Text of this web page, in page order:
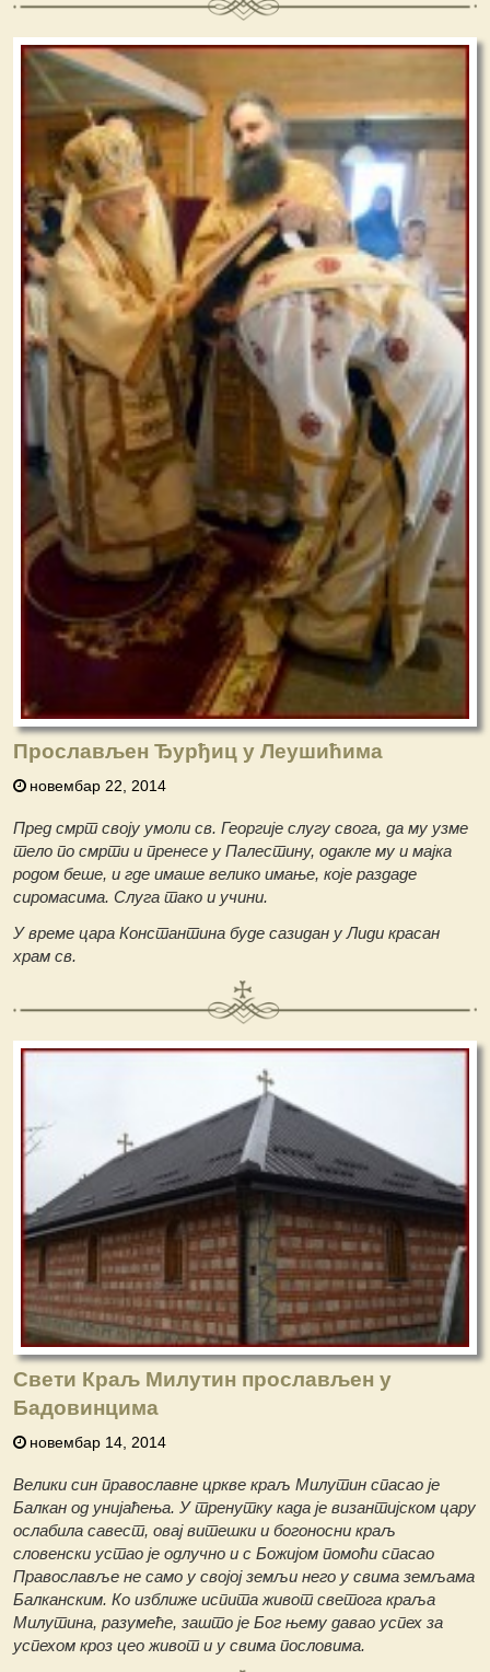
Прослављен Ђурђиц у Леушићима
новембар 22, 2014
Пред смрт своју умоли св. Георгије слугу свога, да му узме
тело по смрти и пренесе у Палестину, одакле му и мајка
родом беше, и где имаше велико имање, које раздаде
сиромасима. Слуга тако и учини.
У време цара Константина буде сазидан у Лиди красан
храм св.
Свети Краљ Милутин прослављен у
Бадовинцима
новембар 14, 2014
Велики син православне цркве краљ Милутин спасао је
Балкан од унијаћења. У тренутку када је византијском цару
ослабила савест, овај витешки и богоносни краљ
словенски устао је одлучно и с Божијом помоћи спасао
Православље не само у својој земљи него у свима земљама
Балканским. Ко изближе испита живот светога краља
Милутина, разумеће, зашто је Бог њему давао успех за
успехом кроз цео живот и у свима пословима.